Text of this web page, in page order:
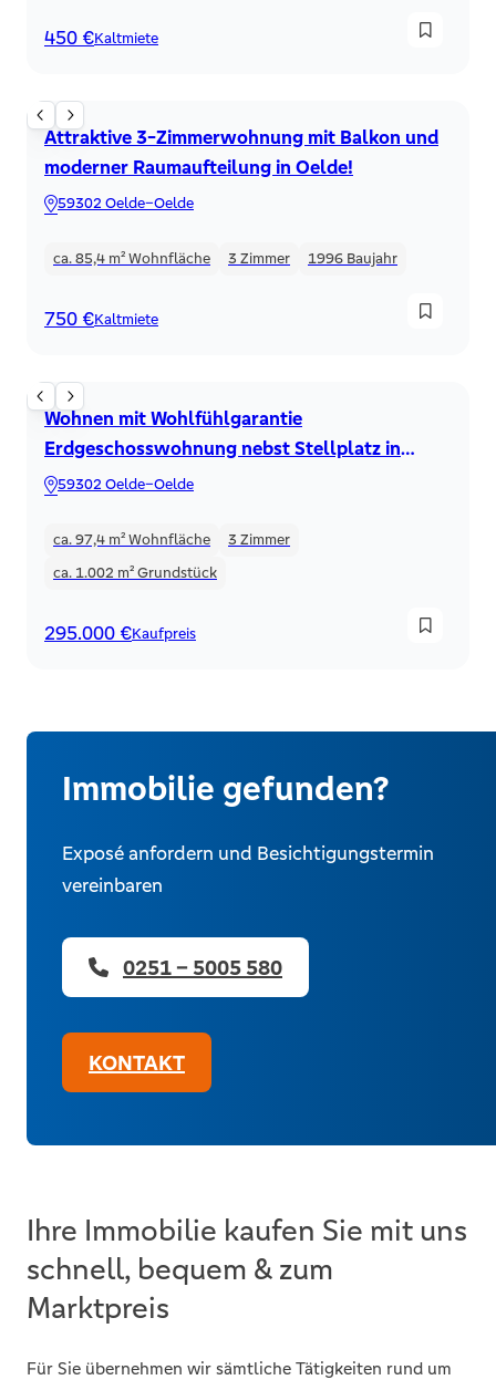
450 €Kaltmiete
Attraktive 3-Zimmerwohnung mit Balkon und
moderner Raumaufteilung in Oelde!
59302 Oelde–Oelde
ca. 85,4 m²Wohnfläche 3 Zimmer 1996 Baujahr
750 €Kaltmiete
Wohnen mit Wohlfühlgarantie
Erdgeschosswohnung nebst Stellplatz in
Oelde!
59302 Oelde–Oelde
ca. 97,4 m²Wohnfläche 3 Zimmer
ca. 1.002 m²Grundstück
295.000 €Kaufpreis
Immobilie gefunden?
Exposé anfordern und Besichtigungstermin
vereinbaren
0251 – 5005 580
KONTAKT
Ihre Immobilie kaufen Sie mit uns
schnell, bequem & zum
Marktpreis
Für Sie übernehmen wir sämtliche Tätigkeiten rund um